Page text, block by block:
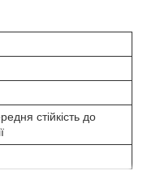
стійкість до